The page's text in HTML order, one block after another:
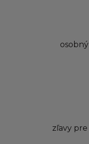
zľavy